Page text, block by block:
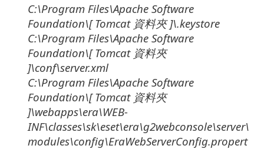
C:\Program Files\Apache Software
Foundation\[ Tomcat資料夾]\.keystore
C:\Program Files\Apache Software
Foundation\[ Tomcat資料夾
]\conf\server.xml
C:\Program Files\Apache Software
Foundation\[ Tomcat資料夾
]\webapps\era\WEB-
INF\classes\sk\eset\era\g2webconsole\server\
modules\config\EraWebServerConfig.propert